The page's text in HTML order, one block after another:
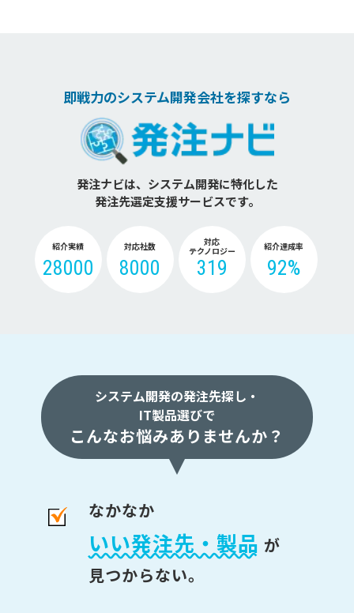
即戦力のシステム開発会社を探すなら
発注ナビは、システム開発に特化した
発注先選定支援サービスです。
紹介実績
28000
対応社数
8000
対応
テクノロジー
319
紹介達成率
92%
システム開発の発注先探し・
IT製品選びで
こんなお悩みありませんか？
なかなか
いい発注先・製品 が
見つからない。